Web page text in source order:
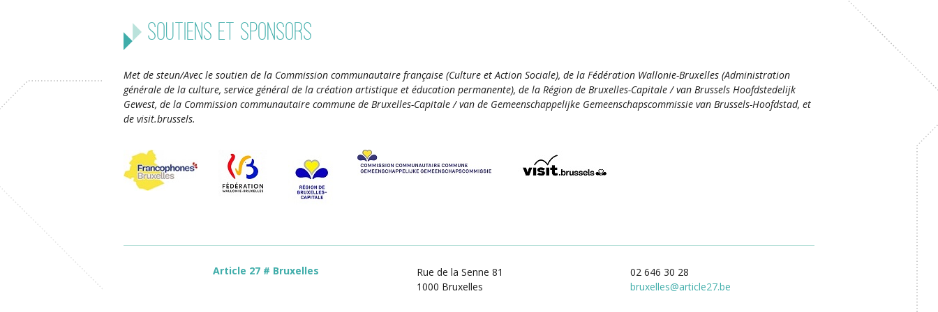
Soutiens et sponsors
Met de steun/Avec le soutien de la Commission communautaire française (Culture et Action Sociale), de la Fédération Wallonie-Bruxelles (Administration
générale de la culture, service général de la création artistique et éducation permanente), de la Région de Bruxelles-Capitale / van Brussels Hoofdstedelijk
Gewest, de la Commission communautaire commune de Bruxelles-Capitale / van de Gemeenschappelijke Gemeenschapscommissie van Brussels-Hoofdstad, et
de visit.brussels.
Article 27 # Bruxelles
Rue de la Senne 81
1000 Bruxelles
02 646 30 28
bruxelles@article27.be